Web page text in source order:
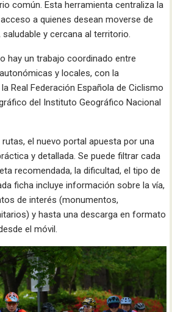
común. Esta herramienta centraliza la
a quienes desean moverse de
y cercana al territorio.
hay un trabajo coordinado entre
y locales, con la
Real Federación Española de Ciclismo
del Instituto Geográfico Nacional
el nuevo portal apuesta por una
y detallada. Se puede filtrar cada
recomendada, la dificultad, el tipo de
ficha incluye información sobre la vía,
de interés (monumentos,
y hasta una descarga en formato
el móvil.